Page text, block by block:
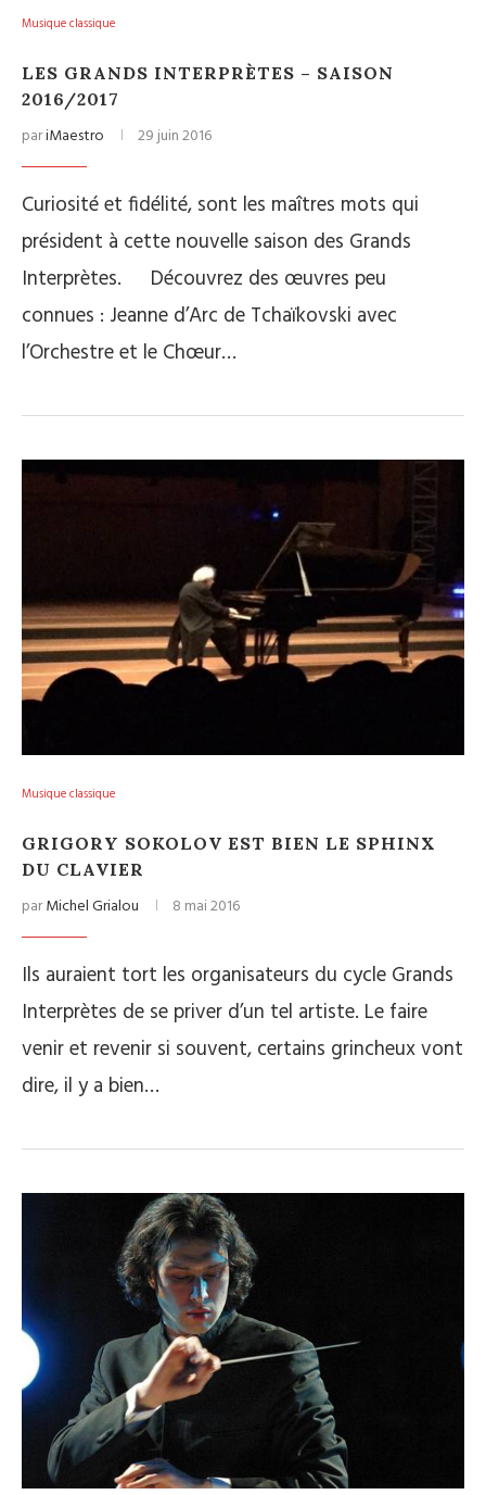
Musique classique
LES GRANDS INTERPRÈTES – SAISON
2016/2017
pariMaestro 29 juin 2016
Curiosité et fidélité, sont les maîtres mots qui
président à cette nouvelle saison des Grands
Interprètes. Découvrez des œuvres peu
connues : Jeanne d’Arc de Tchaïkovski avec
l’Orchestre et le Chœur…
Musique classique
GRIGORY SOKOLOV EST BIEN LE SPHINX
DU CLAVIER
parMichel Grialou 8 mai 2016
Ils auraient tort les organisateurs du cycle Grands
Interprètes de se priver d’un tel artiste. Le faire
venir et revenir si souvent, certains grincheux vont
dire, il y a bien…